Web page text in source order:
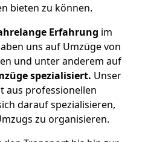
bieten zu können.
Erfahrung im
uns auf Umzüge von
und unter anderem auf
spezialisiert. Unser
aus professionellen
darauf spezialisieren,
zu organisieren.